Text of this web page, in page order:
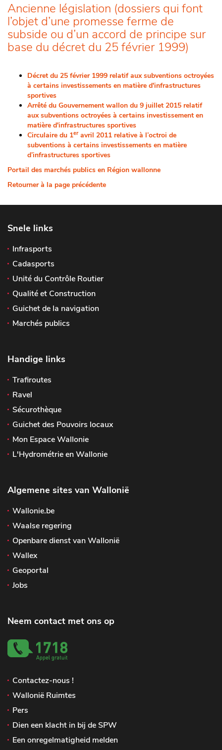
Ancienne législation (dossiers qui font
l’objet d’une promesse ferme de
subside ou d’un accord de principe sur
base du décret du 25 février 1999)
Décret du 25 février 1999 relatif aux subventions octroyées
à certains investissements en matière d'infrastructures
sportives
Arrêté du Gouvernement wallon du 9 juillet 2015 relatif
aux subventions octroyées à certains investissement en
matière d'infrastructures sportives
Circulaire du 1eravril 2011 relative à l’octroi de
subventions à certains investissements en matière
d’infrastructures sportives
Portail des marchés publics en Région wallonne
Retourner à la page précédente
Snele links
Infrasports
Cadasports
Unité du Contrôle Routier
Qualité et Construction
Guichet de la navigation
Marchés publics
Handige links
Trafiroutes
Ravel
Sécurothèque
Guichet des Pouvoirs locaux
Mon Espace Wallonie
L'Hydrométrie en Wallonie
Algemene sites van Wallonië
Wallonie.be
Waalse regering
Openbare dienst van Wallonië
Wallex
Geoportal
Jobs
Neem contact met ons op
Contactez-nous !
Wallonië Ruimtes
Pers
Dien een klacht in bij de SPW
Een onregelmatigheid melden